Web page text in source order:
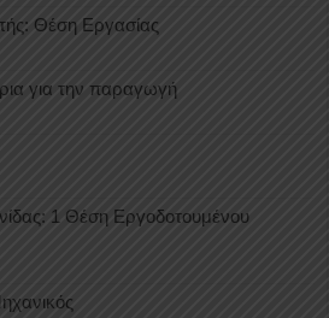
Θέση Εργασίας
για την παραγωγή
1 Θέση Eργοδοτουμένου